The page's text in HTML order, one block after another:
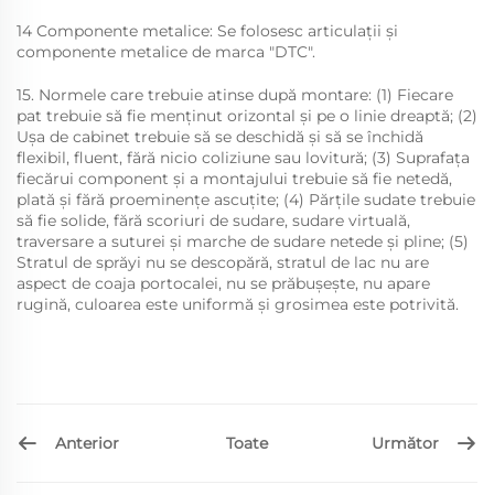
14 Componente metalice: Se folosesc articulații și
componente metalice de marca "DTC".
15. Normele care trebuie atinse după montare: (1) Fiecare
pat trebuie să fie menținut orizontal și pe o linie dreaptă; (2)
Ușa de cabinet trebuie să se deschidă și să se închidă
flexibil, fluent, fără nicio coliziune sau lovitură; (3) Suprafața
fiecărui component și a montajului trebuie să fie netedă,
plată și fără proeminențe ascuțite; (4) Părțile sudate trebuie
să fie solide, fără scoriuri de sudare, sudare virtuală,
traversare a suturei și marche de sudare netede și pline; (5)
Stratul de sprăyi nu se descopără, stratul de lac nu are
aspect de coaja portocalei, nu se prăbușește, nu apare
rugină, culoarea este uniformă și grosimea este potrivită.
Anterior Toate Următor